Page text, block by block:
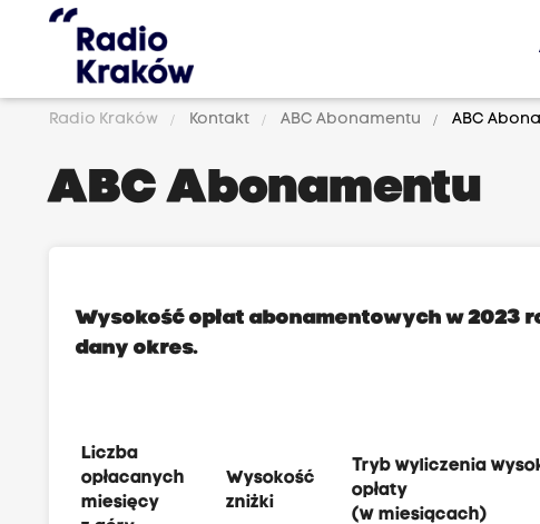
Radio Kraków Kontakt ABC Abonamentu ABC
ABC Abonamentu
Wysokość opłat abonamentowych w 2023
dany okres.
Liczba
opłacanych
miesięcy
Wysokość
zniżki
Tryb wyliczenia
opłaty
(w miesiącach)